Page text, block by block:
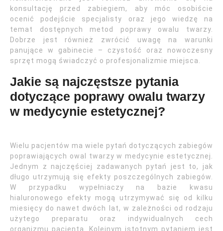
konsultację przed zabiegiem, aby móc osobiście
ocenić podejście specjalisty oraz jego wiedzę na
temat dostępnych metod poprawy owalu twarzy.
Dobrze jest również zwrócić uwagę na warunki
panujące w gabinecie – czystość oraz nowoczesny
sprzęt mogą świadczyć o profesjonalizmie miejsca.
Jakie są najczęstsze pytania
dotyczące poprawy owalu twarzy
w medycynie estetycznej?
Wielu pacjentów ma wiele pytań dotyczących zabiegów
poprawiających owal twarzy w medycynie estetycznej.
Jednym z najczęściej zadawanych pytań jest to, jak
długo utrzymują się efekty poszczególnych zabiegów.
W przypadku wypełniaczy na bazie kwasu
hialuronowego efekty mogą utrzymywać się od kilku
miesięcy do nawet dwóch lat, w zależności od rodzaju
użytego preparatu oraz indywidualnych cech
organizmu pacjenta. Kolejnym istotnym pytaniem jest